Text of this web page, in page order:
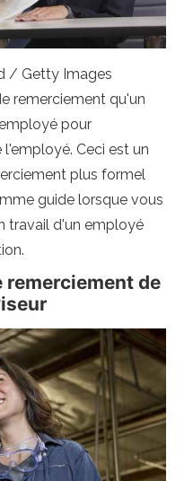
/ Getty Images
remerciement qu'un
pour
Ceci est un
plus formel
guide lorsque vous
travail d'un employé
remerciement de